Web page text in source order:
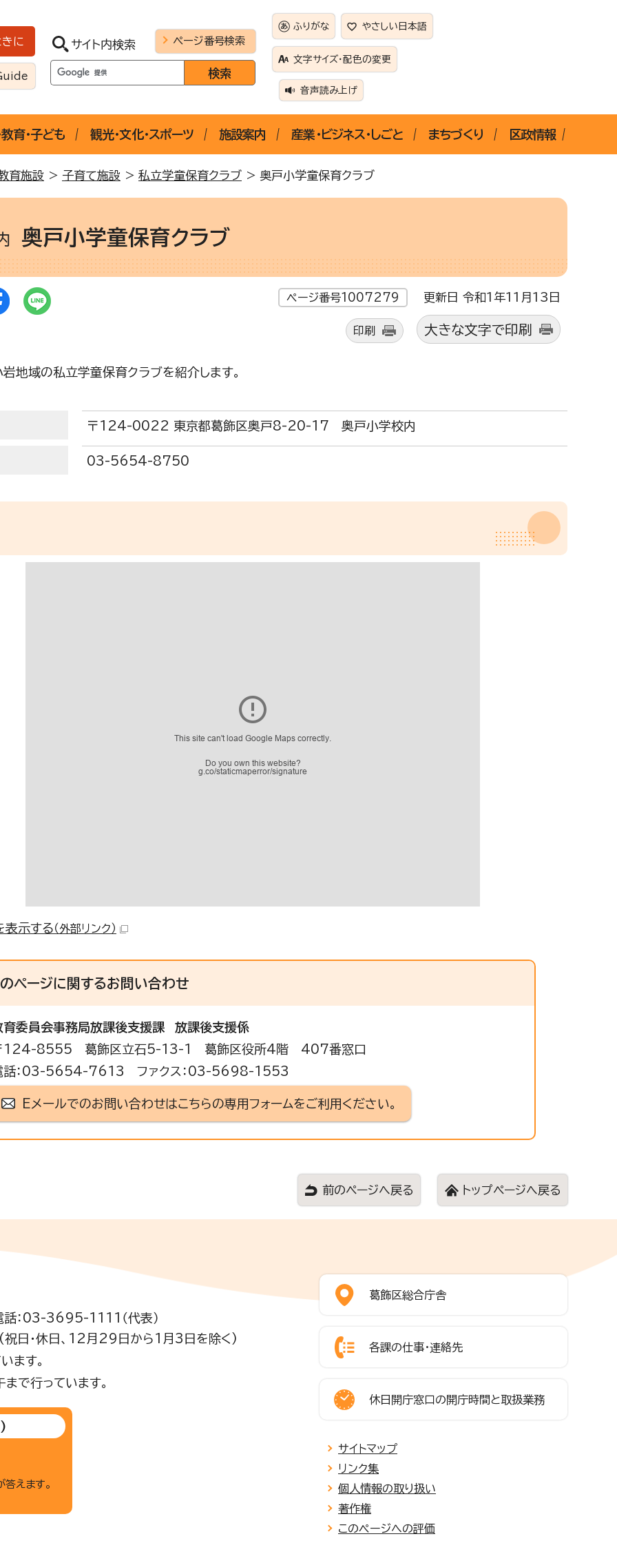
に サイト内検索 ページ番号検索
ふりがな やさしい日本語
文字サイズ・配色の変更
音声読み上げ
育・子ども 観光・文化・スポーツ 施設案内 産業・ビジネス・しごと まちづくり 区政情報
育施設 > 子育て施設 > 私立学童保育クラブ > 奥戸小学童保育クラブ
奥戸小学童保育クラブ
ページ番号1007279 更新日 令和1年11月13日
印刷 大きな文字で印刷
岩地域の私立学童保育クラブを紹介します。
〒124-0022 東京都葛飾区奥戸8-20-17 奥戸小学校内
03-5654-8750
表示する（外部リンク）
ページに関するお問い合わせ
育委員会事務局放課後支援課
放課後支援係
124-8555 葛飾区立石5-13-1 葛飾区役所4階 407番窓口
話：03-5654-7613 ファクス：03-5698-1553
Eメールでのお問い合わせはこちらの専用フォームをご利用ください。
前のページへ戻る トップページへ戻る
話：03-3695-1111（代表）
日・休日、12月29日から1月3日を除く)
ます。
で行っています。
答えます。
葛飾区総合庁舎
各課の仕事・連絡先
休日開庁窓口の開庁時間と取扱業務
サイトマップ
リンク集
個人情報の取り扱い
著作権
このページへの評価